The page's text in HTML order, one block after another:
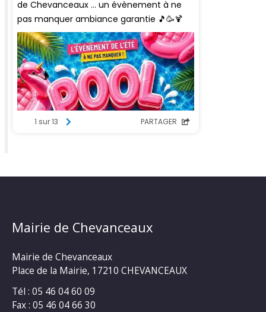
Mairie de Chevanceaux
Mairie de Chevanceaux
Place de la Mairie, 17210 CHEVANCEAUX
Tél : 05 46 04 60 09
Fax : 05 46 04 66 30